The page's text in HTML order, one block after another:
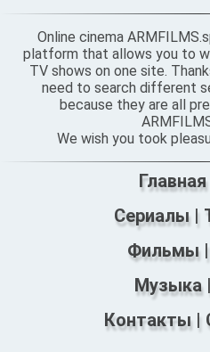
Online cinema
platform that allows you to
TV shows on one site.
need to search different
because they are all
We wish you took
Сериалы |
Фильмы |
Музыка
Контакты |